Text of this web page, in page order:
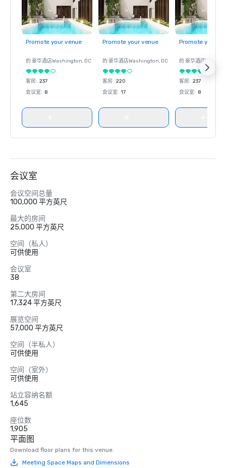
Promote your venue
的 豪华酒店Washington, DC
客房: 237
会议室: 8
Promote your venue
的 豪华酒店Washington, DC
客房: 220
会议室: 17
Promote your
的 豪华酒店
客房: 237
会议室: 8
会议室
会议空间总量
100,000 平方英尺
最大的房间
25,000 平方英尺
空间（私人）
可供使用
会议室
38
第二大房间
17,324 平方英尺
展览空间
57,000 平方英尺
空间（半私人）
可供使用
空间（室外）
可供使用
站立容纳名额
1,645
座位数
1,905
平面图
Download floor plans for this venue.
Meeting Space Maps and Dimensions